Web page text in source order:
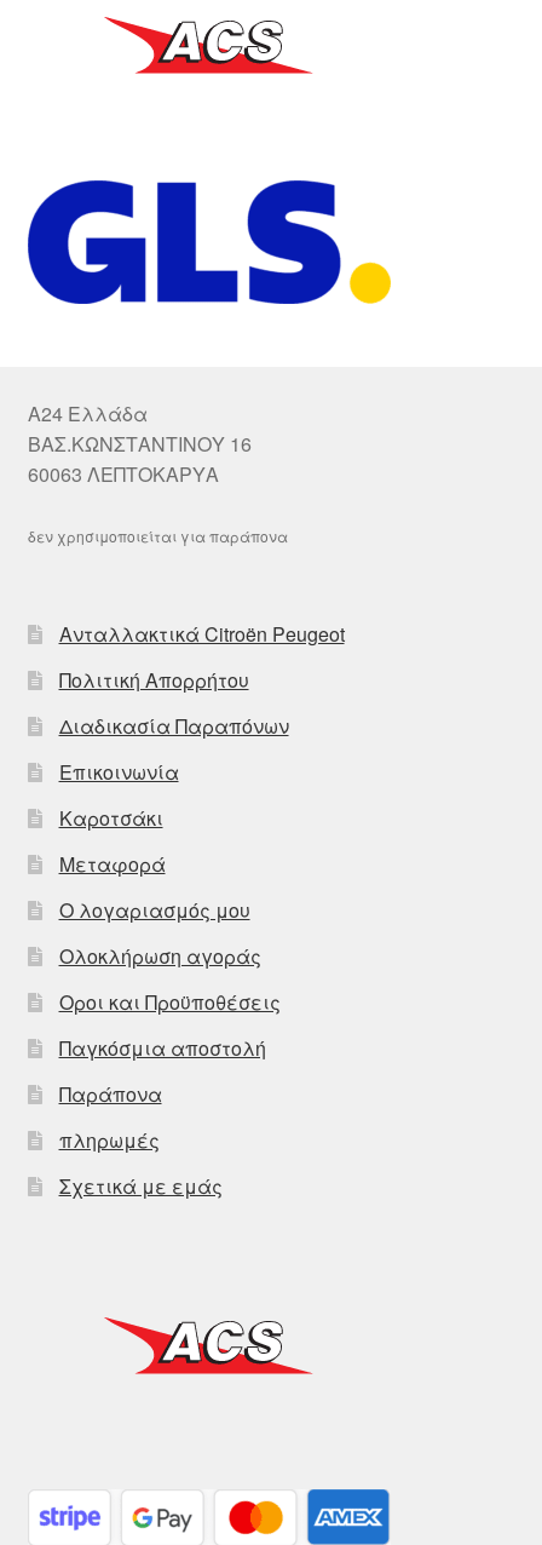
A24 Ελλάδα
ΒΑΣ.ΚΩΝΣΤΑΝΤΙΝΟΥ 16
60063 ΛΕΠΤΟΚΑΡΥΑ
δεν χρησιμοποιείται για παράπονα
Ανταλλακτικά Citroën Peugeot
Πολιτική Απορρήτου
Διαδικασία Παραπόνων
Επικοινωνία
Καροτσάκι
Μεταφορά
Ο λογαριασμός μου
Ολοκλήρωση αγοράς
Οροι και Προϋποθέσεις
Παγκόσμια αποστολή
Παράπονα
πληρωμές
Σχετικά με εμάς